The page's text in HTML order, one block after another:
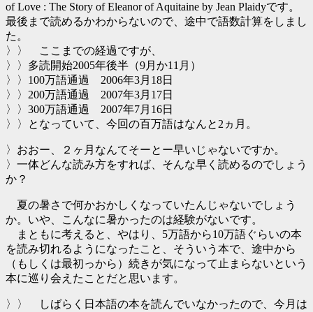
of Love : The Story of Eleanor of Aquitaine by Jean Plaidyです。
最後まで読めるかわからないので、途中で語数計算をしまし
た。
〉〉 ここまでの経過ですが、
〉〉多読開始2005年後半（9月か11月）
〉〉100万語通過 2006年3月18日
〉〉200万語通過 2007年3月17日
〉〉300万語通過 2007年7月16日
〉〉となっていて、今回の百万語はなんと2ヵ月。
〉おおー、２ヶ月なんてそーとー早いじゃないですか。
〉一体どんな読み方をすれば、そんな早く読めるのでしょう
か？
夏の暑さで何かおかしくなっていたんじゃないでしょう
か。いや、こんなに暑かったのは経験がないです。
まともに考えると、やはり、5万語から10万語ぐらいの本
を読み切れるようになったこと、そういう本で、途中から
（もしくは最初っから）続きが気になって止まらないという
本に巡り会えたことだと思います。
〉〉 しばらく日本語の本を読んでいなかったので、今月は